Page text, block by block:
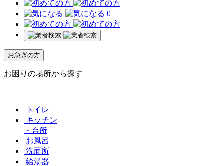
0
お急ぎの方
お困りの場所から探す
トイレ
キッチン
・台所
お風呂
洗面所
給湯器